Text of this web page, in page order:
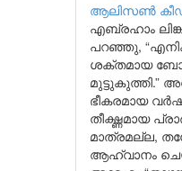
ആലിസണ്‍
എബ്രഹാം
പറഞ്ഞു,
ശക്തമായ
മുട്ടുകുത്തി.”
ഭീകരമായ
തീക്ഷ്ണമായ
മാത്രമല്ല,
ആഹ്വാനം